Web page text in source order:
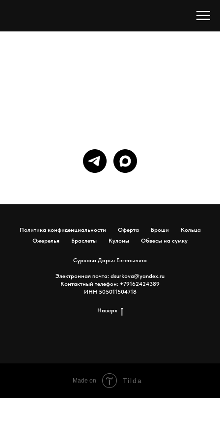
Политика конфиденциальности Оферта Броши
Кольца
Ожерелья
Браслеты Кулоны Обвесы на сумку
Суркова Дарья Евгеньевна
Электронная почта: dsurkova@yandex.ru
Контактный телефон: +79162424389
ИНН 505011504718
Наверх
Made on Tilda